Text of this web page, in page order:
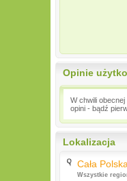
Opinie
W chwili
opini - bądź
Lokalizacja
Cała Polska
Wszystkie